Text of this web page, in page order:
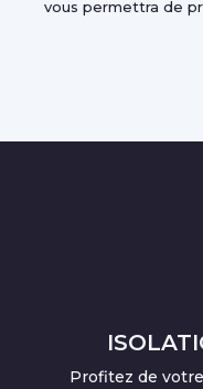
vous permettra de
Profitez de